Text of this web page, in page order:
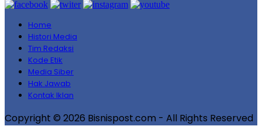
Home
Histori Media
Tim Redaksi
Kode Etik
Media Siber
Hak Jawab
Kontak Iklan
Copyright © 2026 Bisnispost.com - All Rights Reserved